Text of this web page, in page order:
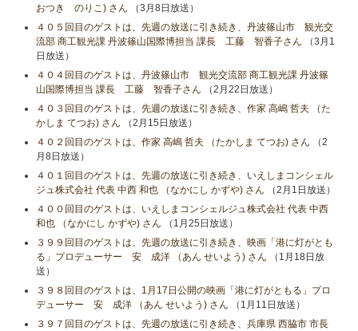
おつき のりこ) さん （3月8日放送）
４０５回目のゲストは、先週の放送に引き続き、丹波篠山市 観光交
流部 商工観光課 丹波篠山国際博担当 課長 工藤 智香子さん （3月1
日放送）
４０４回目のゲストは、丹波篠山市 観光交流部 商工観光課 丹波篠
山国際博担当 課長 工藤 智香子さん （2月22日放送）
４０３回目のゲストは、先週の放送に引き続き、作家 高嶋 哲夫 （た
かしま てつお) さん （2月15日放送）
４０２回目のゲストは、作家 高嶋 哲夫 （たかしま てつお) さん （2
月8日放送）
４０１回目のゲストは、先週の放送に引き続き、いえしまコンシェル
ジュ株式会社 代表 中西 和也 （なかにし かずや) さん （2月1日放送）
４００回目のゲストは、いえしまコンシェルジュ株式会社 代表 中西
和也 （なかにし かずや) さん （1月25日放送）
３９９回目のゲストは、先週の放送に引き続き、映画「港に灯がとも
る」プロデューサー 安 成洋 （あん せいよう) さん （1月18日放
送）
３９８回目のゲストは、1月17日公開の映画「港に灯がともる」プロ
デューサー 安 成洋 （あん せいよう) さん （1月11日放送）
３９７回目のゲストは、先週の放送に引き続き、兵庫県 西脇市 市長